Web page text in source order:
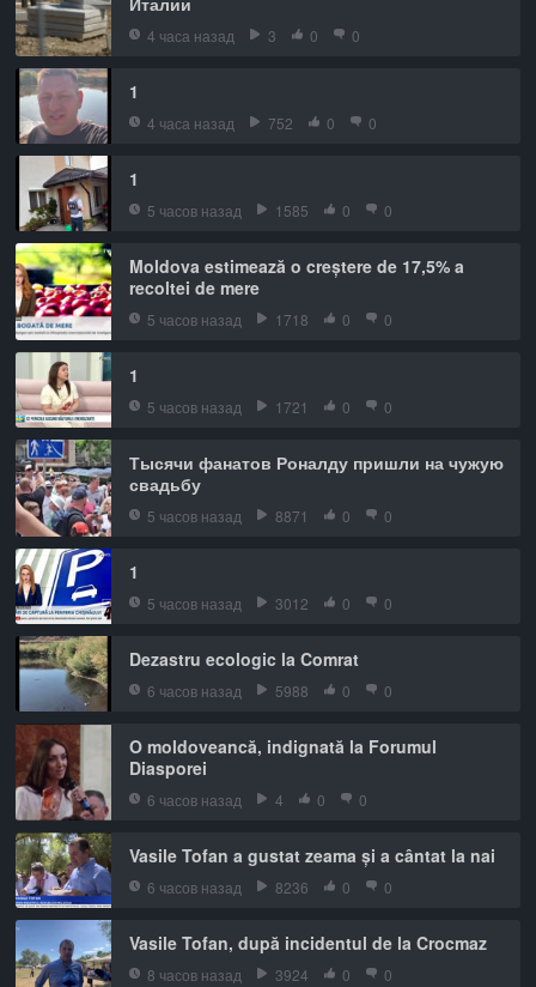
4 часа назад 3 0 0
1
4 часа назад 752 0 0
1
5 часов назад 1585 0 0
Moldova estimează o creștere de 17,5% a
recoltei de mere
5 часов назад 1718 0 0
1
5 часов назад 1721 0 0
Тысячи фанатов Роналду пришли на чужую
свадьбу
5 часов назад 8871 0 0
1
5 часов назад 3012 0 0
Dezastru ecologic la Comrat
6 часов назад 5988 0 0
O moldoveancă, indignată la Forumul
Diasporei
6 часов назад 4 0 0
Vasile Tofan a gustat zeama și a cântat la nai
6 часов назад 8236 0 0
Vasile Tofan, după incidentul de la Crocmaz
8 часов назад 3924 0 0